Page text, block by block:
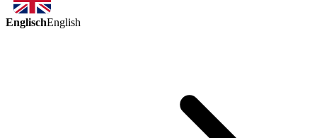
EnglischEnglish